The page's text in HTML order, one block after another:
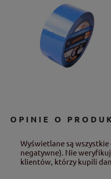
OPINIE O
Wyświetlane są
negatywne). Nie
klientów, którzy kupili